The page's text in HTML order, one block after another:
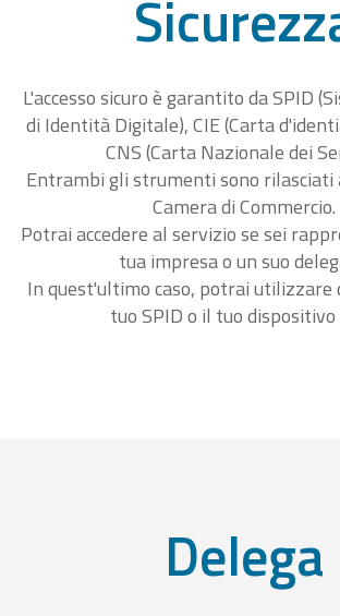
L'accesso sicuro è garantito da SPID
di Identità Digitale), CIE (Carta
CNS (Carta Nazionale dei
Entrambi gli strumenti sono rilasciati
Camera di Commercio.
Potrai accedere al servizio se sei
tua impresa o un suo
In quest'ultimo caso, potrai
tuo SPID o il tuo dispositivo
Delega